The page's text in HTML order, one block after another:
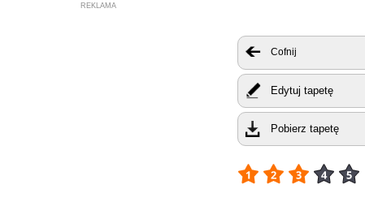
REKLAMA
Cofnij
Edytuj tapetę
Pobierz tapetę